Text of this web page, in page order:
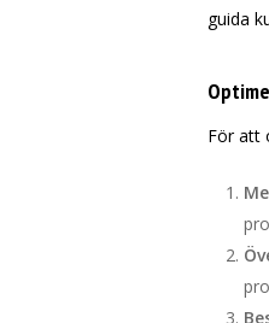
guida
För att